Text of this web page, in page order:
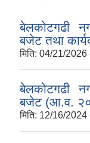
बेलकोटगढी
बजेट तथा
मिति: 04/21/2026
बेलकोटगढी
बजेट (आ.व.
मिति: 12/16/2024